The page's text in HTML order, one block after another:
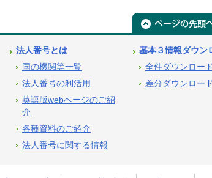
法人番号とは
国の機関等一覧
法人番号の利活用
英語版webページのご紹
介
各種資料のご紹介
法人番号に関する情報
基本３情報ダウン
全件ダウンロード
差分ダウンロード